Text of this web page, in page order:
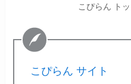
こぴらん ト
こぴらん サイト